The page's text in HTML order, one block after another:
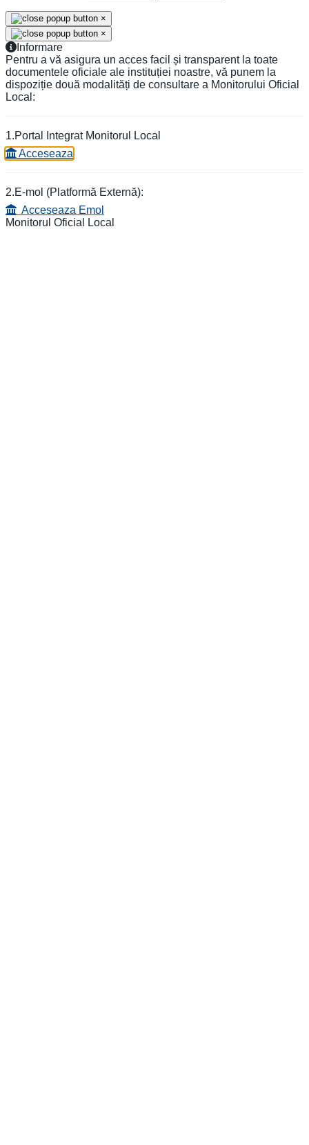
×
×
Informare
Pentru a vă asigura un acces facil și transparent la toate
documentele oficiale ale instituției noastre, vă punem la
dispoziție două modalități de consultare a Monitorului Oficial
Local:
1.Portal Integrat Monitorul Local
Acceseaza
2.E-mol (Platformă Externă):
Acceseaza Emol
Monitorul Oficial Local